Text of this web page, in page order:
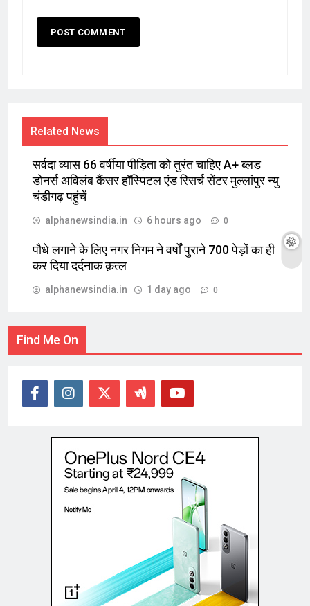
Related News
सर्वदा व्यास 66 वर्षीया पीड़िता को तुरंत चाहिए A+ ब्लड
डोनर्स अविलंब कैंसर हॉस्पिटल एंड रिसर्च सेंटर मुल्लांपुर न्यु
चंडीगढ़ पहुंचें
alphanewsindia.in 6 hours ago 0
पौधे लगाने के लिए नगर निगम ने वर्षों पुराने 700 पेड़ों का ही
कर दिया दर्दनाक क़त्ल
alphanewsindia.in 1 day ago 0
Find Me On